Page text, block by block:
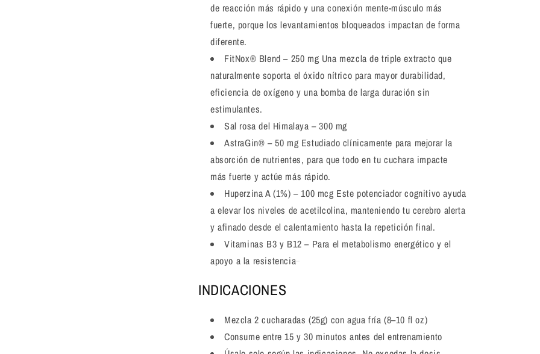
de reacción más rápido y una conexión mente-músculo más
fuerte, porque los levantamientos bloqueados impactan de forma
diferente.
FitNox® Blend – 250 mg Una mezcla de triple extracto que
naturalmente soporta el óxido nítrico para mayor durabilidad,
eficiencia de oxígeno y una bomba de larga duración sin
estimulantes.
Sal rosa del Himalaya – 300 mg
AstraGin® – 50 mg Estudiado clínicamente para mejorar la
absorción de nutrientes, para que todo en tu cuchara impacte
más fuerte y actúe más rápido.
Huperzina A (1%) – 100 mcg Este potenciador cognitivo ayuda
a elevar los niveles de acetilcolina, manteniendo tu cerebro alerta
y afinado desde el calentamiento hasta la repetición final.
Vitaminas B3 y B12 – Para el metabolismo energético y el
apoyo a la resistencia
INDICACIONES
Mezcla 2 cucharadas (25g) con agua fría (8–10 fl oz)
Consume entre 15 y 30 minutos antes del entrenamiento